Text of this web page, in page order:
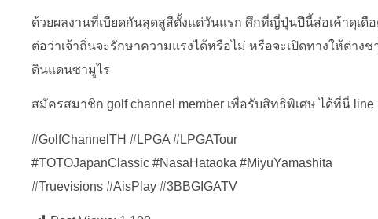
ด้วยผลงานที่เบียดกันสุดสูสีตั้งแต่วันแรก ศึกที่ญี่ปุ่นปีนี้ส่อเค้าดุเดื
ต่อว่าเจ้าถิ่นจะรักษาความแรงได้หรือไม่ หรือจะเปิดทางให้ต่าง
ดินแดนซามูไร
สมัครสมาชิก golf channel member เพื่อรับสิทธิพิเศษ ได้ที่นี่ line
#GolfChannelTH #LPGA #LPGATour
#TOTOJapanClassic #NasaHataoka #MiyuYamashita
#Truevisions #AisPlay #3BBGIGATV